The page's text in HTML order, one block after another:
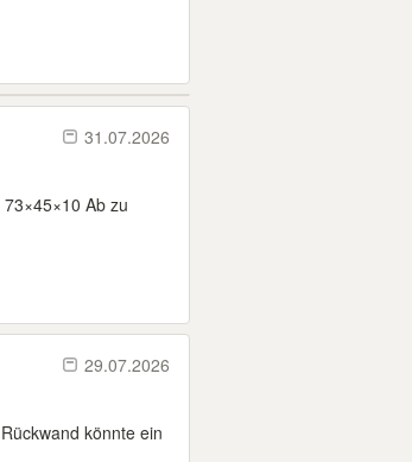
31.07.2026
Ab zu
29.07.2026
könnte ein